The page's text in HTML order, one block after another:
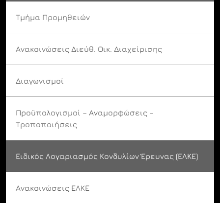
Τμήμα Προμηθειών
Ανακοινώσεις Διεύθ. Οικ. Διαχείρισης
Διαγωνισμοί
Προϋπολογισμοί – Αναμορφώσεις –
Τροποποιήσεις
Ειδικός Λογαριασμός Κονδυλίων Έρευνας (ΕΛΚΕ)
Ανακοινώσεις ΕΛΚΕ